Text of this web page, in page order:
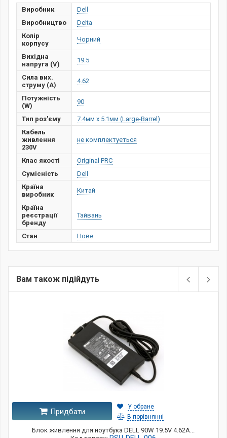
Виробник
Dell
Виробництво
Delta
Колір
корпусу
Чорний
Вихідна
напруга (V)
19.5
Сила вих.
струму (А)
4.62
Потужність
(W)
90
Тип роз'єму
7.4мм x 5.1мм (Large-Barrel)
Кабель
живлення
230V
не комплектується
Клас якості
Original PRC
Сумісність
Dell
Країна
виробник
Китай
Країна
реєстрації
бренду
Тайвань
Стан Нове
Вам також підійдуть
Придбати
У обране
В порівнянні
Блок живлення для ноутбука DELL 90W 19.5V 4.62A...